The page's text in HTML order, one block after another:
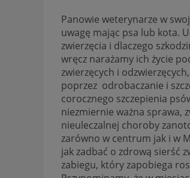
Panowie weterynarze w
uwagę mając psa lub kota.
zwierzęcia i dlaczego
wręcz narażamy ich życie
zwierzęcych i
poprzez odrobaczanie i
corocznego szczepienia
niezmiernie ważna sprawa,
nieuleczalnej choroby
zarówno w centrum jak i w
jak zadbać o zdrową sierść
zabiegu, który zapobiega